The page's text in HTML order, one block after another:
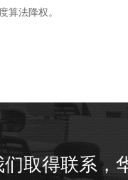
算法降权。
们取得联系，